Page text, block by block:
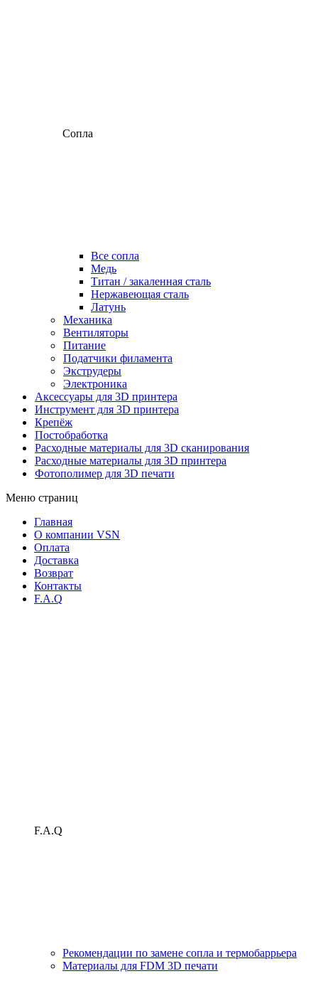
Сопла
Все сопла
Медь
Титан / закаленная сталь
Нержавеющая сталь
Латунь
Механика
Вентиляторы
Питание
Податчики филамента
Экструдеры
Электроника
Аксессуары для 3D принтера
Инструмент для 3D принтера
Крепёж
Постобработка
Расходные материалы для 3D сканирования
Расходные материалы для 3D принтера
Фотополимер для 3D печати
Меню страниц
Главная
О компании VSN
Оплата
Доставка
Возврат
Контакты
F.A.Q
F.A.Q
Рекомендации по замене сопла и термобаррьера
Материалы для FDM 3D печати